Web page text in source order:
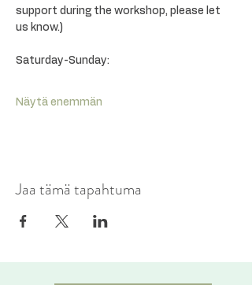
support during the workshop, please let
us know.)
Saturday-Sunday:
Näytä enemmän
Jaa tämä tapahtuma